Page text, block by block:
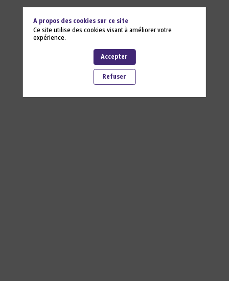
A propos des cookies sur ce site
Ce site utilise des cookies visant à améliorer votre
expérience.
Accepter
Refuser